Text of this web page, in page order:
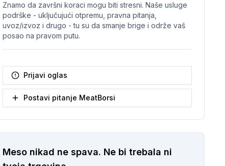
Znamo da završni koraci mogu biti stresni. Naše usluge
podrške - uključujući otpremu, pravna pitanja,
uvoz/izvoz i drugo - tu su da smanje brige i održe vaš
posao na pravom putu.
Prijavi oglas
Postavi pitanje MeatBorsi
Meso nikad ne spava. Ne bi trebala ni